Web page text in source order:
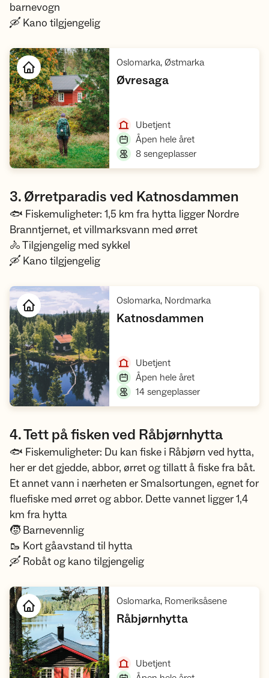
barnevogn
🛶 Kano tilgjengelig
Oslomarka, Østmarka,
Øvresaga,
Ubetjent,
Åpen hele året,
8 sengeplasser,
3. Ørretparadis ved Katnosdammen
🐟 Fiskemuligheter: 1,5 km fra hytta ligger Nordre
Branntjernet, et villmarksvann med ørret
🚴 Tilgjengelig med sykkel
🛶 Kano tilgjengelig
Oslomarka, Nordmarka,
Katnosdammen,
Ubetjent,
Åpen hele året,
14 sengeplasser,
4. Tett på fisken ved Råbjørnhytta
🐟 Fiskemuligheter: Du kan fiske i Råbjørn ved hytta,
her er det gjedde, abbor, ørret og tillatt å fiske fra båt.
Et annet vann i nærheten er Smalsortungen, egnet for
fluefiske med ørret og abbor. Dette vannet ligger 1,4
km fra hytta
🧒 Barnevennlig
🥾 Kort gåavstand til hytta
🛶 Robåt og kano tilgjengelig
Oslomarka, Romeriksåsene,
Råbjørnhytta,
Ubetjent,